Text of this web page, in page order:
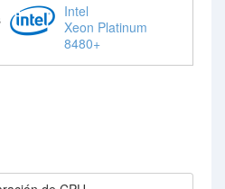
Intel
Xeon Platinum
8480+